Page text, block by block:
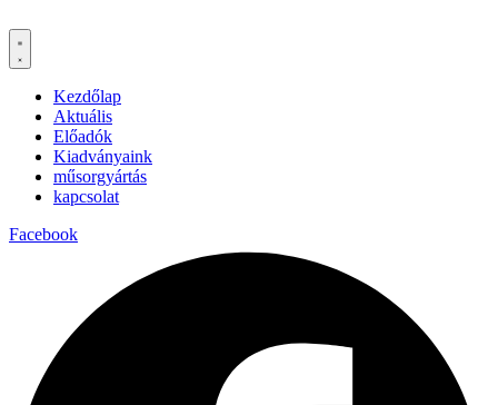
Kezdőlap
Aktuális
Előadók
Kiadványaink
műsorgyártás
kapcsolat
Facebook